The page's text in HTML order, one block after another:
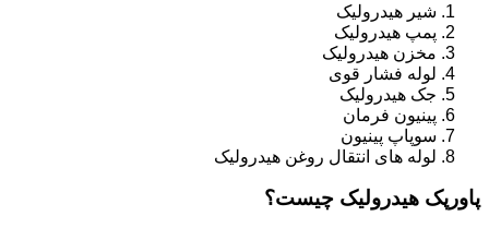
شیر هیدرولیک
پمپ هیدرولیک
مخزن هیدرولیک
لوله فشار قوی
جک هیدرولیک
پینیون فرمان
سوپاپ پینیون
لوله های انتقال روغن هیدرولیک
پاورپک هیدرولیک چیست؟